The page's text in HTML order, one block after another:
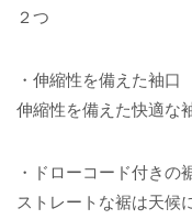
２つ
・伸縮性を備えた袖口
伸縮性を備えた快適な
・ドローコード付きの
ストレートな裾は天候